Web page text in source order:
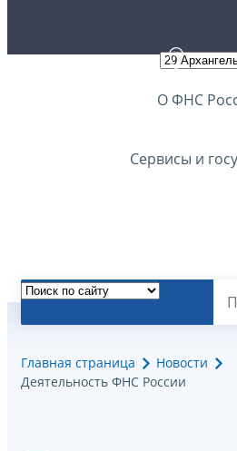
О ФНС
Сервисы и
Главная страница
Новости
Деятельность ФНС России